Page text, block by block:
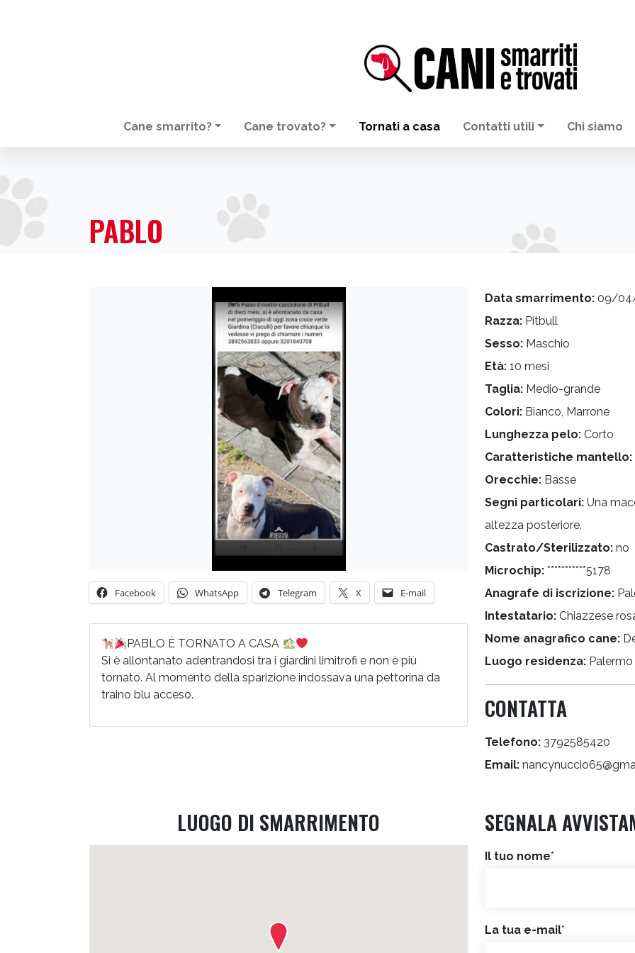
NAVIGAZIONE PRINCIPALE
Cane smarrito? Cane trovato? Tornati a casa Contatti utili Chi siamo
PABLO
Facebook WhatsApp Telegram X E-mail
PABLO È TORNATO A CASA
Si è allontanato adentrandosi tra i giardini limitrofi e non è più
tornato. Al momento della sparizione indossava una pettorina da
traino blu acceso.
Data smarrimento: 09/
Razza: Pitbull
Sesso: Maschio
Età: 10 mesi
Taglia: Medio-grande
Colori: Bianco, Marrone
Lunghezza pelo: Corto
Caratteristiche mantello:
Orecchie: Basse
Segni particolari: Una
altezza posteriore.
Castrato/Sterilizzato: no
Microchip: ***********5178
Anagrafe di iscrizione:
Intestatario: Chiazzese
Nome anagrafico cane:
Luogo residenza: Palermo
CONTATTA
Telefono: 3792585420
Email:
LUOGO DI SMARRIMENTO SEGNALA
Il tuo nome*
La tua e-mail*